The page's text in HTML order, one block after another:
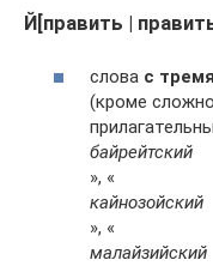
Й[править |
слова с
(кроме
байрейтский
», «
кайнозойский
», «
малайзийский